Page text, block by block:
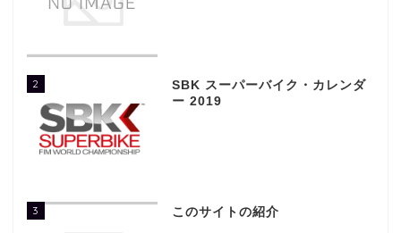
2
SBK スーパーバイク・カレンダ
ー 2019
3 このサイトの紹介